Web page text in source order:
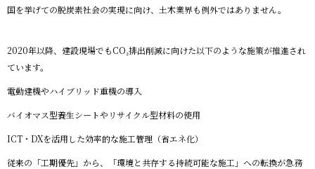
国を挙げての脱炭素社会の実現に向け、土木業界も例外ではありません。
2020年以降、建設現場でもCO₂排出削減に向けた以下のような施策が推進され
ています。
電動建機やハイブリッド重機の導入
バイオマス型養生シートやリサイクル型材料の使用
ICT・DXを活用した効率的な施工管理（省エネ化）
従来の「工期優先」から、「環境と共存する持続可能な施工」への転換が急務